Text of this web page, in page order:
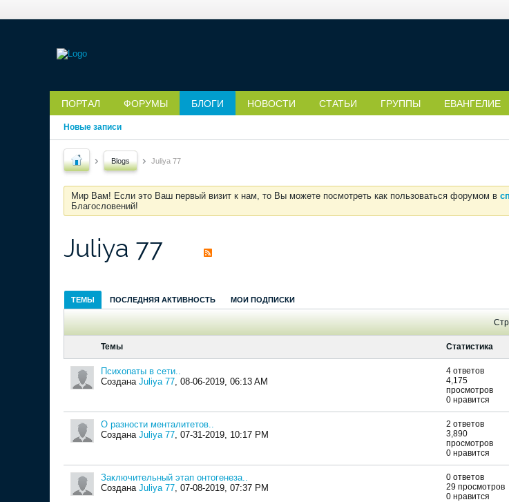
ПОРТАЛ ФОРУМЫ БЛОГИ НОВОСТИ СТАТЬИ ГРУППЫ ЕВАНГЕЛИЕ
Новые записи
Blogs Juliya 77
Мир Вам! Если это Ваш первый визит к нам, то Вы можете посмотреть как пользоваться форумом в
Благословений!
Juliya 77
ТЕМЫ ПОСЛЕДНЯЯ АКТИВНОСТЬ МОИ ПОДПИСКИ
Темы Статистика
Психопаты в сети..
Создана Juliya 77, 08-06-2019, 06:13 AM
4 ответов
4,175
просмотров
0 нравится
О разности менталитетов..
Создана Juliya 77, 07-31-2019, 10:17 PM
2 ответов
3,890
просмотров
0 нравится
Заключительный этап онтогенеза..
Создана Juliya 77, 07-08-2019, 07:37 PM
0 ответов
29 просмотров
0 нравится